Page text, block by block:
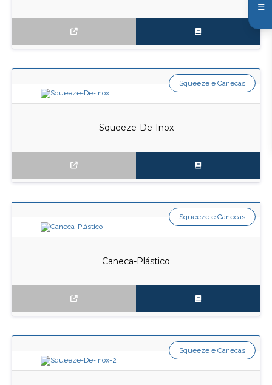
Squeeze-De-Inox
Squeeze e Canecas
Caneca-Plástico
Squeeze e Canecas
Squeeze e Canecas